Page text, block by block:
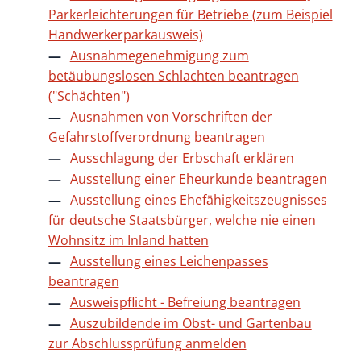
Parkerleichterungen für Betriebe (zum Beispiel
Handwerkerparkausweis)
Ausnahmegenehmigung zum
betäubungslosen Schlachten beantragen
("Schächten")
Ausnahmen von Vorschriften der
Gefahrstoffverordnung beantragen
Ausschlagung der Erbschaft erklären
Ausstellung einer Eheurkunde beantragen
Ausstellung eines Ehefähigkeitszeugnisses
für deutsche Staatsbürger, welche nie einen
Wohnsitz im Inland hatten
Ausstellung eines Leichenpasses
beantragen
Ausweispflicht - Befreiung beantragen
Auszubildende im Obst- und Gartenbau
zur Abschlussprüfung anmelden